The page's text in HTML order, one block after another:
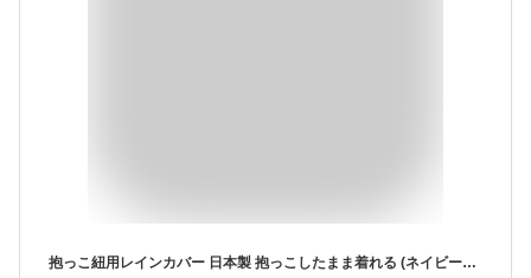
抱っこ紐用レインカバー 日本製 抱っこしたまま着れる (ネイビーピンクスター)